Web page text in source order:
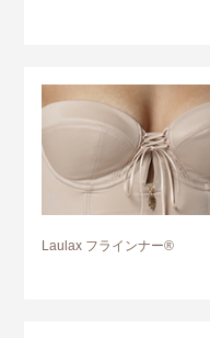
Laulax フラインナー®